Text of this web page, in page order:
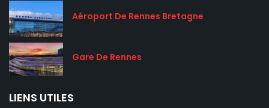
Aéroport De Rennes Bretagne
Gare De Rennes
LIENS UTILES